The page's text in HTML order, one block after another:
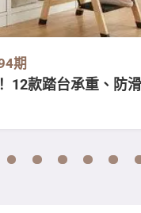
期
12款踏台承重、防
3 4 5 6 7